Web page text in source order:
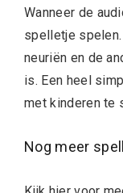
Wanneer de
spelletje
neuriën en de
is. Een heel
met kinderen te
Nog meer